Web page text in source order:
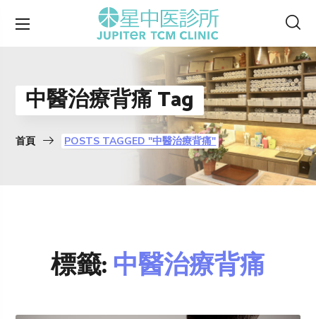
中醫治療背痛 Tag
首頁 POSTS TAGGED "中醫治療背痛"
標籤:中醫治療背痛